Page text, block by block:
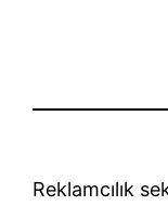
Reklamcılık